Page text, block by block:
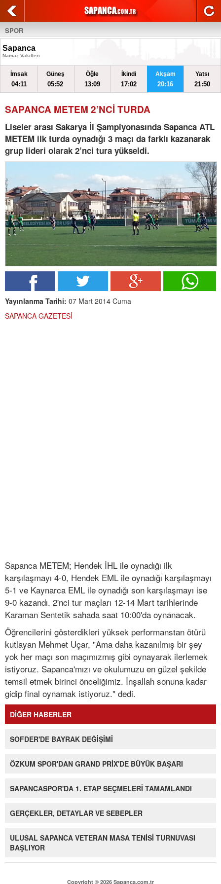
SPOR
Sapanca
Namaz Vakitleri
İmsak
04:11
Güneş
05:52
Öğle
13:09
İkindi
17:02
Akşam
20:16
Yatsı
21:50
SAPANCA METEM 2’NCİ TURDA
Liseler arası Sakarya İl Şampiyonasında Sapanca ATL
METEM ilk turda oynadığı 3 maçı da farklı kazanarak
grup lideri olarak 2’nci tura yükseldi.
Yayınlanma Tarihi: 07 Mart 2014 Cuma
SAPANCA GAZETESİ
Sapanca METEM; Hendek İHL ile oynadığı ilk
karşılaşmayı 4-0, Hendek EML ile oynadığı karşılaşmayı
5-1 ve Kaynarca EML ile oynadığı son karşılaşmayı ise
9-0 kazandı. 2'nci tur maçları 12-14 Mart tarihlerinde
Karaman Sentetik sahada saat 10:00'da oynanacak.
Öğrencilerini gösterdikleri yüksek performanstan ötürü
kutlayan Mehmet Uçar, "Ama daha kazanılmış bir şey
yok her maçı son maçımızmış gibi oynayarak ilerlemek
istiyoruz. Sapanca'mızı ve okulumuzu en güzel şekilde
temsil etmek birinci önceliğimiz. İnşallah sonuna kadar
gidip final oynamak istiyoruz." dedi.
DİĞER HABERLER
SOFDER'DE BAYRAK DEĞİŞİMİ
ÖZKUM SPOR'DAN GRAND PRİX'DE BÜYÜK BAŞARI
SAPANCASPOR'DA 1. ETAP SEÇMELERİ TAMAMLANDI
GERÇEKLER, DETAYLAR VE SEBEPLER
ULUSAL SAPANCA VETERAN MASA TENİSİ TURNUVASI
BAŞLIYOR
Copyright © 2026 Sapanca.com.tr